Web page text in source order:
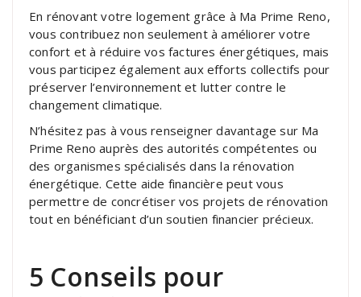
En rénovant votre logement grâce à Ma Prime Reno,
vous contribuez non seulement à améliorer votre
confort et à réduire vos factures énergétiques, mais
vous participez également aux efforts collectifs pour
préserver l’environnement et lutter contre le
changement climatique.
N’hésitez pas à vous renseigner davantage sur Ma
Prime Reno auprès des autorités compétentes ou
des organismes spécialisés dans la rénovation
énergétique. Cette aide financière peut vous
permettre de concrétiser vos projets de rénovation
tout en bénéficiant d’un soutien financier précieux.
5 Conseils pour